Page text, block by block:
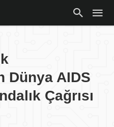
Dünya AIDS
Çağrısı